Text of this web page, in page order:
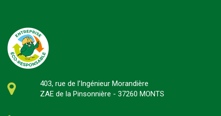
403, rue de l’Ingénieur Morandière
ZAE de la Pinsonnière - 37260 MONTS